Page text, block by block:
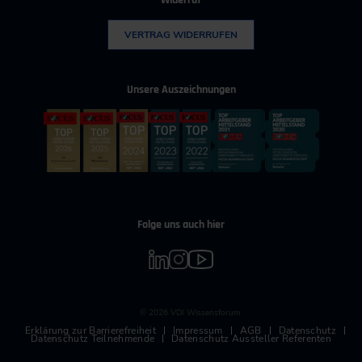
VERTRAG WIDERRUFEN
Unsere Auszeichnungen
Folge uns auch hier
© 2026 VDI Wissensforum
Erklärung zur Barrierefreiheit Impressum AGB Datenschutz
Datenschutz Teilnehmende Datenschutz Aussteller Referenten